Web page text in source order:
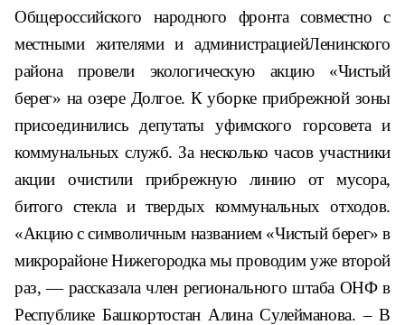
Общероссийского народного фронта совместно с
местными жителями и администрациейЛенинского
района провели экологическую акцию «Чистый
берег» на озере Долгое. К уборке прибрежной зоны
присоединились депутаты уфимского горсовета и
коммунальных служб. За несколько часов участники
акции очистили прибрежную линию от мусора,
битого стекла и твердых коммунальных отходов.
«Акцию с символичным названием «Чистый берег» в
микрорайоне Нижегородка мы проводим уже второй
раз, — рассказала член регионального штаба ОНФ в
Республике Башкортостан Алина Сулейманова. – В